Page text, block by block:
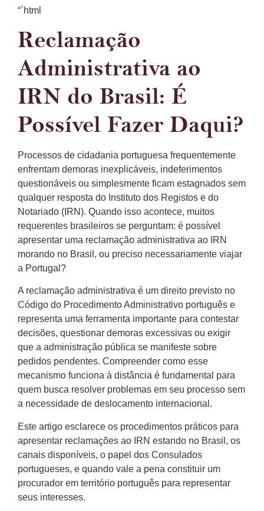
“`html
Reclamação
Administrativa ao
IRN do Brasil: É
Possível Fazer Daqui?
Processos de cidadania portuguesa frequentemente
enfrentam demoras inexplicáveis, indeferimentos
questionáveis ou simplesmente ficam estagnados sem
qualquer resposta do Instituto dos Registos e do
Notariado (IRN). Quando isso acontece, muitos
requerentes brasileiros se perguntam: é possível
apresentar uma reclamação administrativa ao IRN
morando no Brasil, ou preciso necessariamente viajar
a Portugal?
A reclamação administrativa é um direito previsto no
Código do Procedimento Administrativo português e
representa uma ferramenta importante para contestar
decisões, questionar demoras excessivas ou exigir
que a administração pública se manifeste sobre
pedidos pendentes. Compreender como esse
mecanismo funciona à distância é fundamental para
quem busca resolver problemas em seu processo sem
a necessidade de deslocamento internacional.
Este artigo esclarece os procedimentos práticos para
apresentar reclamações ao IRN estando no Brasil, os
canais disponíveis, o papel dos Consulados
portugueses, e quando vale a pena constituir um
procurador em território português para representar
seus interesses.